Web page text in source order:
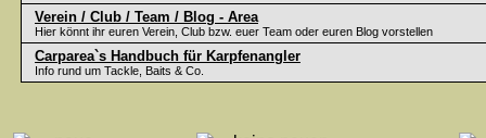
Verein / Club / Team / Blog - Area
Hier könnt ihr euren Verein, Club bzw. euer Team oder euren Blog vorstellen
Carparea`s Handbuch für Karpfenangler
Info rund um Tackle, Baits & Co.